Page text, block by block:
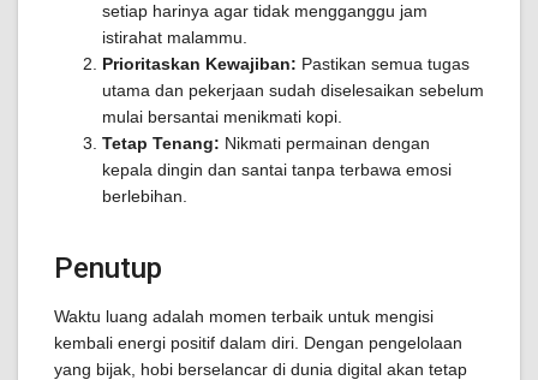
setiap harinya agar tidak mengganggu jam
istirahat malammu.
Prioritaskan Kewajiban: Pastikan semua tugas
utama dan pekerjaan sudah diselesaikan sebelum
mulai bersantai menikmati kopi.
Tetap Tenang: Nikmati permainan dengan
kepala dingin dan santai tanpa terbawa emosi
berlebihan.
Penutup
Waktu luang adalah momen terbaik untuk mengisi
kembali energi positif dalam diri. Dengan pengelolaan
yang bijak, hobi berselancar di dunia digital akan tetap